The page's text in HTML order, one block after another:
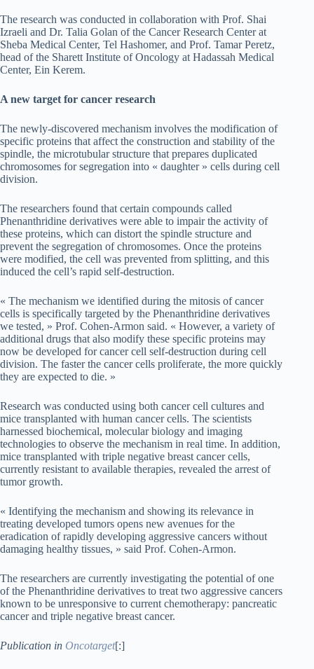
The research was conducted in collaboration with Prof. Shai
Izraeli and Dr. Talia Golan of the Cancer Research Center at
Sheba Medical Center, Tel Hashomer, and Prof. Tamar Peretz,
head of the Sharett Institute of Oncology at Hadassah Medical
Center, Ein Kerem.
A new target for cancer research
The newly-discovered mechanism involves the modification of
specific proteins that affect the construction and stability of the
spindle, the microtubular structure that prepares duplicated
chromosomes for segregation into « daughter » cells during cell
division.
The researchers found that certain compounds called
Phenanthridine derivatives were able to impair the activity of
these proteins, which can distort the spindle structure and
prevent the segregation of chromosomes. Once the proteins
were modified, the cell was prevented from splitting, and this
induced the cell’s rapid self-destruction.
« The mechanism we identified during the mitosis of cancer
cells is specifically targeted by the Phenanthridine derivatives
we tested, » Prof. Cohen-Armon said. « However, a variety of
additional drugs that also modify these specific proteins may
now be developed for cancer cell self-destruction during cell
division. The faster the cancer cells proliferate, the more quickly
they are expected to die. »
Research was conducted using both cancer cell cultures and
mice transplanted with human cancer cells. The scientists
harnessed biochemical, molecular biology and imaging
technologies to observe the mechanism in real time. In addition,
mice transplanted with triple negative breast cancer cells,
currently resistant to available therapies, revealed the arrest of
tumor growth.
« Identifying the mechanism and showing its relevance in
treating developed tumors opens new avenues for the
eradication of rapidly developing aggressive cancers without
damaging healthy tissues, » said Prof. Cohen-Armon.
The researchers are currently investigating the potential of one
of the Phenanthridine derivatives to treat two aggressive cancers
known to be unresponsive to current chemotherapy: pancreatic
cancer and triple negative breast cancer.
Publication in Oncotarget[:]